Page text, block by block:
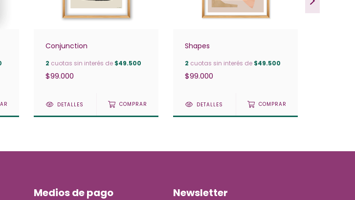
Conjunction
2 cuotas sin interés de $49.500
$99.000
DETALLES COMPRAR
Shapes
2 cuotas sin interés de $49.500
$99.000
DETALLES COMPRAR
Medios de pago Newsletter